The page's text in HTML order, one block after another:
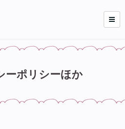
ーポリシーほか